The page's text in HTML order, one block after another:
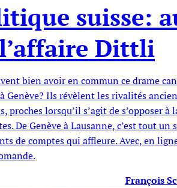
suisse:
Dittli
bien avoir en commun ce drame
Genève? Ils révèlent les rivalités
proches lorsqu’il s’agit de s’opposer
De Genève à Lausanne, c’est tout
de comptes qui affleure. Avec, en
François